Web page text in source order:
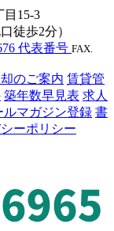
15-3
徒歩2分）
代表番号 FAX.
のご案内 賃貸管
築年数早見表 求人
ルマガジン登録 書
ーポリシー